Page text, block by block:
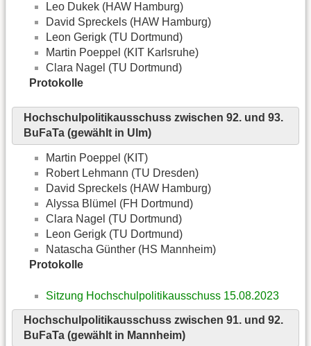
Leo Dukek (HAW Hamburg)
David Spreckels (HAW Hamburg)
Leon Gerigk (TU Dortmund)
Martin Poeppel (KIT Karlsruhe)
Clara Nagel (TU Dortmund)
Protokolle
Hochschulpolitikausschuss zwischen 92. und 93.
BuFaTa (gewählt in Ulm)
Martin Poeppel (KIT)
Robert Lehmann (TU Dresden)
David Spreckels (HAW Hamburg)
Alyssa Blümel (FH Dortmund)
Clara Nagel (TU Dortmund)
Leon Gerigk (TU Dortmund)
Natascha Günther (HS Mannheim)
Protokolle
Sitzung Hochschulpolitikausschuss 15.08.2023
Hochschulpolitikausschuss zwischen 91. und 92.
BuFaTa (gewählt in Mannheim)